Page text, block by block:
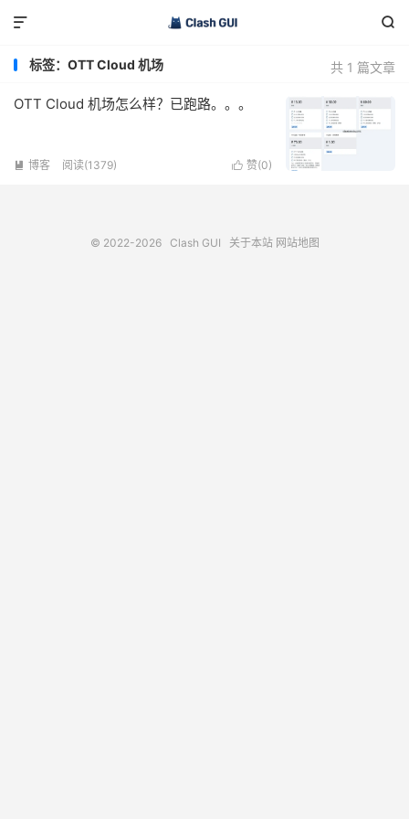


共 1 篇文章
标签：OTT Cloud 机场
OTT Cloud 机场怎么样？已跑路。。。
 赞(0)
 博客 阅读(1379)
© 2022-2026 Clash GUI 关于本站 网站地图